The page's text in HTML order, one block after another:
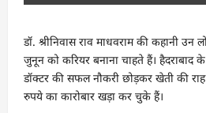
डॉ. श्रीनिवास राव माधवराम की कहानी उन
जुनून को करियर बनाना चाहते हैं। हैदराबाद के
डॉक्टर की सफल नौकरी छोड़कर खेती की
रुपये का कारोबार खड़ा कर चुके हैं।